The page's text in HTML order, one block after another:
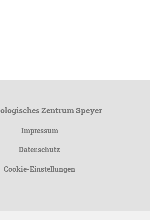
Zentrum Speyer
Impressum
Datenschutz
Cookie-Einstellungen